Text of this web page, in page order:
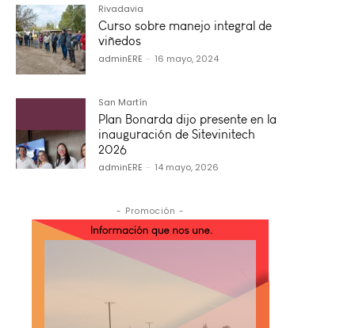
Rivadavia
Curso sobre manejo integral de
viñedos
adminERE - 16 mayo, 2024
San Martín
Plan Bonarda dijo presente en la
inauguración de Sitevinitech
2026
adminERE - 14 mayo, 2026
- Promoción -